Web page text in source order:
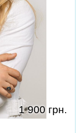
1 900 грн.